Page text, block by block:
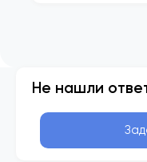
Не нашли